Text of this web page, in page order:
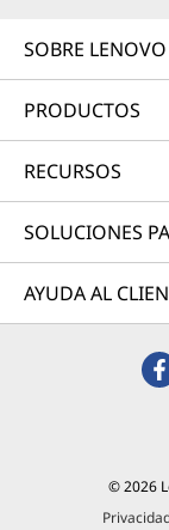
SOBRE LENOVO
PRODUCTOS
RECURSOS
SOLUCIONES
AYUDA AL
© 2026